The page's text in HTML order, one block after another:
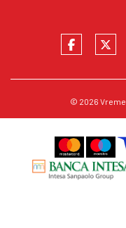
© 2026 Vreme